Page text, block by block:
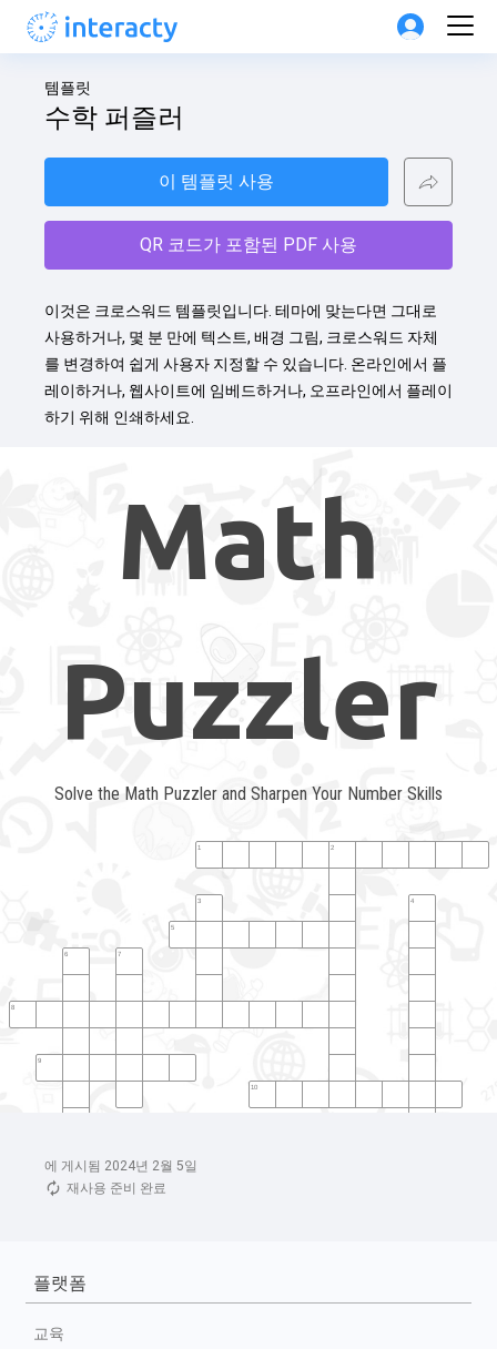
에 게시됨 2024년 2월 5일
재사용 준비 완료
템플릿
수학 퍼즐러
이 템플릿 사용
QR 코드가 포함된 PDF 사용
이것은 크로스워드 템플릿입니다. 테마에 맞는다면 그대로
사용하거나, 몇 분 만에 텍스트, 배경 그림, 크로스워드 자체
를 변경하여 쉽게 사용자 지정할 수 있습니다. 온라인에서 플
레이하거나, 웹사이트에 임베드하거나, 오프라인에서 플레이
하기 위해 인쇄하세요.
플랫폼
교육